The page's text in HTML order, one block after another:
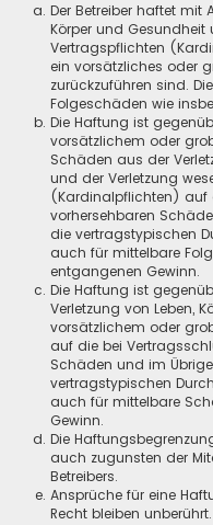
Der Betreiber haftet mit
Körper und Gesundheit
Vertragspflichten
ein vorsätzliches oder
zurückzuführen sind.
Folgeschäden wie
Die Haftung ist
vorsätzlichem oder
Schäden aus der
und der Verletzung
(Kardinalpflichten) auf
vorhersehbaren
die vertragstypischen
auch für mittelbare
entgangenen Gewinn.
Die Haftung ist
Verletzung von Leben,
vorsätzlichem oder
auf die bei
Schäden und im
vertragstypischen
auch für mittelbare
Gewinn.
Die
auch zugunsten der
Betreibers.
Ansprüche für eine
Recht bleiben unberührt.